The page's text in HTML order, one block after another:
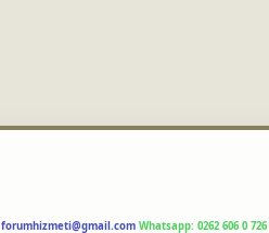
forumhizmeti@gmail.com Whatsapp: 0262 606 0 726